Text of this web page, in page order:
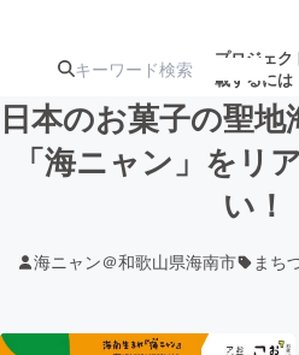
プロジェク
載するには
注目の新着プロ
日本のお菓子の聖
「海ニャン」をリ
い！
海ニャン＠和歌山県海南市 まち